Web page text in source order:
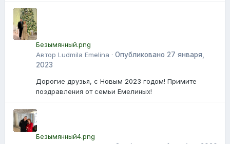
Безымянный.png
Автор Ludmila Emelina · Опубликовано 27 января,
2023
Дорогие друзья, с Новым 2023 годом! Примите
поздравления от семьи Емелиных!
Безымянный4.png